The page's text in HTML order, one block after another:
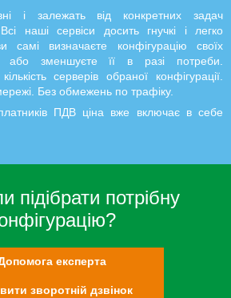
і залежать від конкретних задач
наші сервіси досить гнучкі і легко
визначаєте конфігурацію своїх
або зменшуєте її в разі потреби.
серверів обраної конфігурації.
Без обмежень по трафіку.
ПДВ ціна вже включає в себе
підібрати потрібну
експерта
зворотній дзвінок